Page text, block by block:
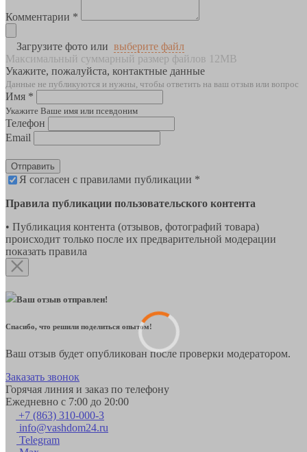
Комментарии *
Загрузите фото или выберите файл
Максимальный суммарный размер файлов 12MB
Укажите, пожалуйста, контактные данные
Данные не публикуются и нужны, чтобы ответить на ваш отзыв или вопрос
Имя *
Укажите Ваше имя или псевдоним
Телефон
Email
Отправить
Я согласен с правилами публикации *
Правила публикации пользовательского контента
• Публикация контента (отзывов, фотографий товара)
происходит только после их предварительной модерации
показать правила
Ваш отзыв отправлен!
Спасибо, что решили поделиться опытом!
Ваш отзыв будет опубликован после проверки модератором.
Заказать звонок
Горячая линия и заказ по телефону
Ежедневно с 7:00 до 20:00
+7 (863) 310-000-3
info@vashdom24.ru
Telegram